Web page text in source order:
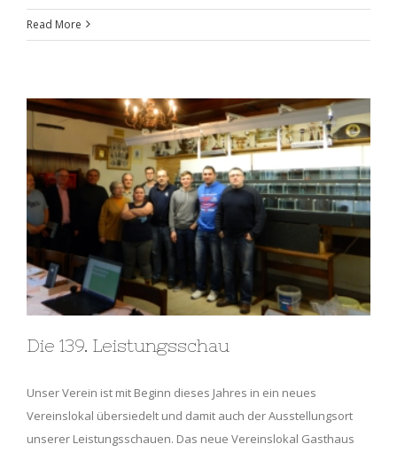
Read More
Die 139. Leistungsschau
Unser Verein ist mit Beginn dieses Jahres in ein neues
Vereinslokal übersiedelt und damit auch der Ausstellungsort
unserer Leistungsschauen. Das neue Vereinslokal Gasthaus